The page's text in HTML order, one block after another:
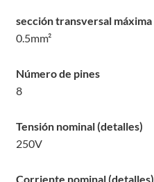
sección transversal máxima
0.5mm²
Número de pines
8
Tensión nominal (detalles)
250V
Corriente nominal (detalles)